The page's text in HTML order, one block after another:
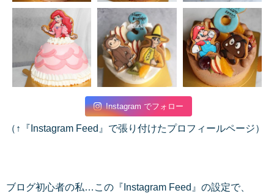
Instagram でフォロー
（↑『Instagram Feed』で張り付けたプロフィールページ）
ブログ初心者の私…この『Instagram Feed』の設定で、